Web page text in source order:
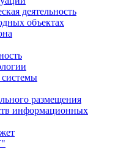
деятельность
объектах
размещения
информационных